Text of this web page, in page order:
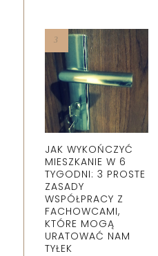
JAK WYKOŃCZYĆ
MIESZKANIE W 6
TYGODNI: 3 PROSTE
ZASADY
WSPÓŁPRACY Z
FACHOWCAMI,
KTÓRE MOGĄ
URATOWAĆ NAM
TYŁEK